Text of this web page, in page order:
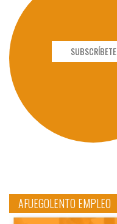
SUBSCRÍBETE
AFUEGOLENTO EMPLEO